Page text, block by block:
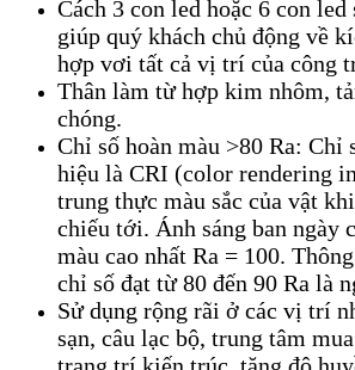
Cách 3 con led hoặc 6 con led
giúp quý khách chủ động về
hợp vơi tất cả vị trí của công
Thân làm từ hợp kim nhôm,
chóng.
Chỉ số hoàn màu >80 Ra: Chỉ
hiệu là CRI (color rendering
trung thực màu sắc của vật
chiếu tới. Ánh sáng ban ngày
màu cao nhất Ra = 100.
chỉ số đạt từ 80 đến 90 Ra là
Sử dụng rộng rãi ở các vị trí
sạn, câu lạc bộ, trung tâm